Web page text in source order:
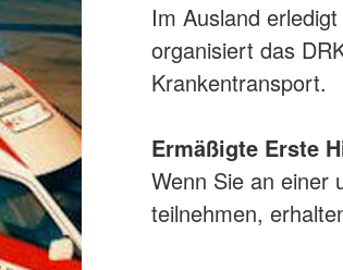
Im Ausland
organisiert das
Krankentransport.
Ermäßigte Erste
Wenn Sie an einer
teilnehmen,